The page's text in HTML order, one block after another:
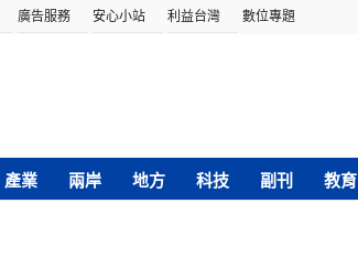
廣告服務 安心小站 利益台灣 數位專題
產業 兩岸 地方 科技 副刊 教育